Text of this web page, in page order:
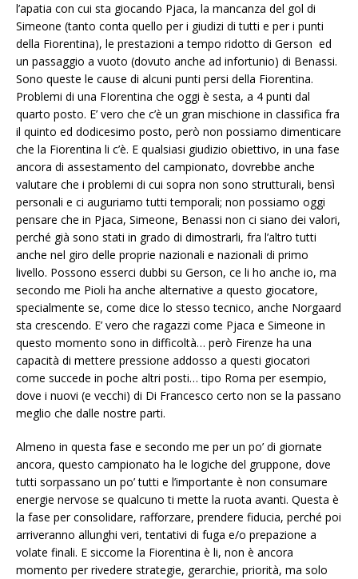
l’apatia con cui sta giocando Pjaca, la mancanza del gol di
Simeone (tanto conta quello per i giudizi di tutti e per i punti
della Fiorentina), le prestazioni a tempo ridotto di Gerson ed
un passaggio a vuoto (dovuto anche ad infortunio) di Benassi.
Sono queste le cause di alcuni punti persi della Fiorentina.
Problemi di una FIorentina che oggi è sesta, a 4 punti dal
quarto posto. E’ vero che c’è un gran mischione in classifica fra
il quinto ed dodicesimo posto, però non possiamo dimenticare
che la Fiorentina li c’è. E qualsiasi giudizio obiettivo, in una fase
ancora di assestamento del campionato, dovrebbe anche
valutare che i problemi di cui sopra non sono strutturali, bensì
personali e ci auguriamo tutti temporali; non possiamo oggi
pensare che in Pjaca, Simeone, Benassi non ci siano dei valori,
perché già sono stati in grado di dimostrarli, fra l’altro tutti
anche nel giro delle proprie nazionali e nazionali di primo
livello. Possono esserci dubbi su Gerson, ce li ho anche io, ma
secondo me Pioli ha anche alternative a questo giocatore,
specialmente se, come dice lo stesso tecnico, anche Norgaard
sta crescendo. E’ vero che ragazzi come Pjaca e Simeone in
questo momento sono in difficoltà… però Firenze ha una
capacità di mettere pressione addosso a questi giocatori
come succede in poche altri posti… tipo Roma per esempio,
dove i nuovi (e vecchi) di Di Francesco certo non se la passano
meglio che dalle nostre parti.
Almeno in questa fase e secondo me per un po’ di giornate
ancora, questo campionato ha le logiche del gruppone, dove
tutti sorpassano un po’ tutti e l’importante è non consumare
energie nervose se qualcuno ti mette la ruota avanti. Questa è
la fase per consolidare, rafforzare, prendere fiducia, perché poi
arriveranno allunghi veri, tentativi di fuga e/o prepazione a
volate finali. E siccome la Fiorentina è li, non è ancora
momento per rivedere strategie, gerarchie, priorità, ma solo